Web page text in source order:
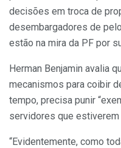
decisões em troca de
desembargadores de
estão na mira da PF por
Herman Benjamin avalia
mecanismos para coibir
tempo, precisa punir
servidores que
“Evidentemente, como